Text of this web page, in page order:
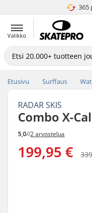
365
Valikko
Etusivu Surffaus
RADAR SKIS
Combo X-
5,0//2 arvostelua
199,95 €